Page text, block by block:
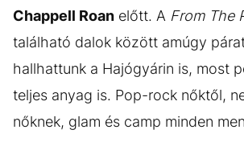
Chappell Roan előtt. A From The
található dalok között amúgy
hallhattunk a Hajógyárin is, most
teljes anyag is. Pop-rock nőktől,
nőknek, glam és camp minden